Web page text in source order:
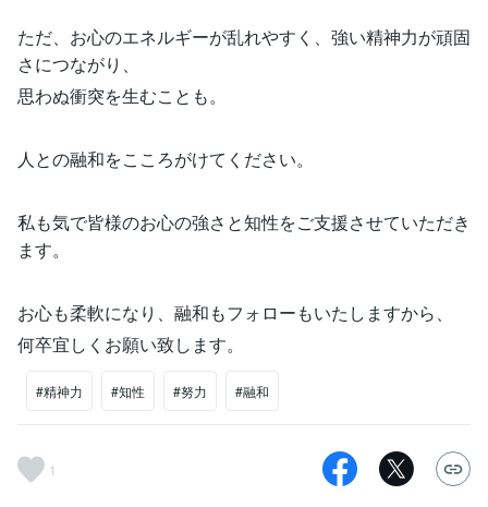
ただ、お心のエネルギーが乱れやすく、強い精神力が頑固
さにつながり、
思わぬ衝突を生むことも。
人との融和をこころがけてください。
私も気で皆様のお心の強さと知性をご支援させていただき
ます。
お心も柔軟になり、融和もフォローもいたしますから、
何卒宜しくお願い致します。
#精神力 #知性 #努力 #融和
1